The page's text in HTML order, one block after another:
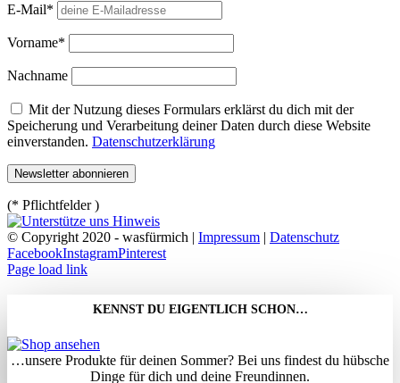
E-Mail*
Vorname*
Nachname
Mit der Nutzung dieses Formulars erklärst du dich mit der
Speicherung und Verarbeitung deiner Daten durch diese Website
einverstanden. Datenschutzerklärung
(* Pflichtfelder )
© Copyright 2020 - wasfürmich | Impressum | Datenschutz
FacebookInstagramPinterest
Page load link
KENNST DU EIGENTLICH SCHON…
…unsere Produkte für deinen Sommer? Bei uns findest du hübsche
Dinge für dich und deine Freundinnen.